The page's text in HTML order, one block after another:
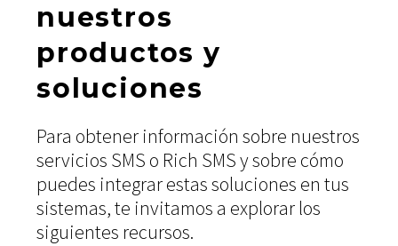
nuestros
productos y
soluciones
Para obtener información sobre nuestros
servicios SMS o Rich SMS y sobre cómo
puedes integrar estas soluciones en tus
sistemas, te invitamos a explorar los
siguientes recursos.